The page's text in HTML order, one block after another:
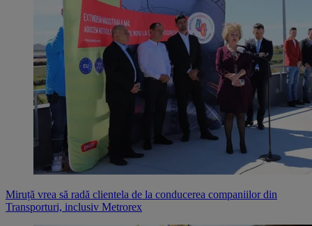
Miruță vrea să radă clientela de la conducerea companiilor din
Transporturi, inclusiv Metrorex